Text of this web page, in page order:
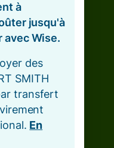
à
jusqu'à
avec Wise.
des
SMITH
transfert
En